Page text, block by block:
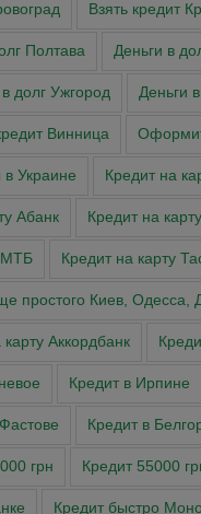
Взять кредит
Полтава Деньги в
долг Ужгород Деньги
Винница
в Украине Кредит на
Абанк Кредит на
МТБ Кредит на карту
простого Киев, Одесса,
карту Аккордбанк
Кредит в Ирпине
Кредит в
грн Кредит 55000
Кредит быстро Моно